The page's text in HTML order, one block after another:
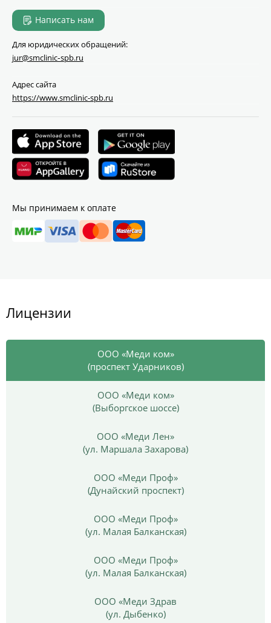
Написать нам
Для юридических обращений:
jur@smclinic‑spb.ru
Адрес сайта
https://www.smclinic-spb.ru
Мы принимаем к оплате
Лицензии
ООО «Меди ком»
(проспект Ударников)
ООО «Меди ком»
(Выборгское шоссе)
ООО «Меди Лен»
(ул. Маршала Захарова)
ООО «Меди Проф»
(Дунайский проспект)
ООО «Меди Проф»
(ул. Малая Балканская)
ООО «Меди Проф»
(ул. Малая Балканская)
ООО «Меди Здрав
(ул. Дыбенко)